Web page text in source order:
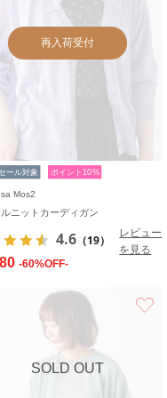
再入荷受付
ール対象 ポイント10%
Mos2
ニットカーディガン
4.6 （19）
レビュー
を見る
-60%OFF-
SOLD OUT